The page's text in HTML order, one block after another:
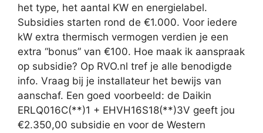
het type, het aantal KW en energielabel.
Subsidies starten rond de €1.000. Voor iedere
kW extra thermisch vermogen verdien je een
extra “bonus” van €100. Hoe maak ik aanspraak
op subsidie? Op RVO.nl tref je alle benodigde
info. Vraag bij je installateur het bewijs van
aanschaf. Een goed voorbeeld: de Daikin
ERLQ016C(**)1 + EHVH16S18(**)3V geeft jou
€2.350,00 subsidie en voor de Western